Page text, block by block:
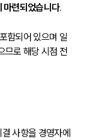
마련되었습니다.
함되어 있으며 일
므로 해당 시점 전
사항을 경영자에